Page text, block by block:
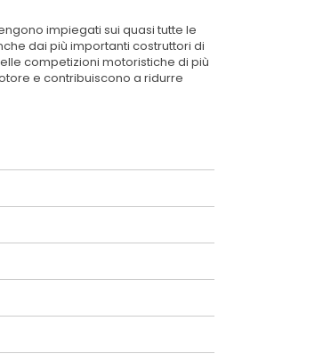
impiegati sui quasi tutte le
dai più importanti costruttori di
competizioni motoristiche di più
e contribuiscono a ridurre